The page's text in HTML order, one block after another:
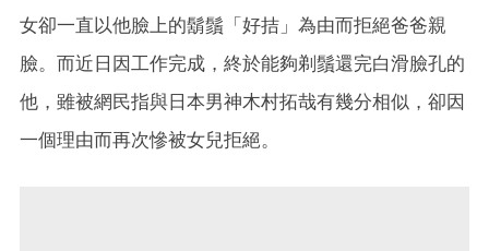
女卻一直以他臉上的鬍鬚「好拮」為由而拒絕爸爸親
臉。而近日因工作完成，終於能夠剃鬚還完白滑臉孔的
他 ，雖被網民指與日本男神木村拓哉有幾分相似， 卻因
一個理由而再次慘被女兒拒絕。